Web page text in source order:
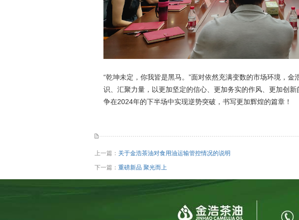
“乾坤未定，你我皆是黑马。”面对依然充满变数的市场环境，
识、汇聚力量，以更加坚定的信心、更加务实的作风、更加创
争在2024年的下半场中实现逆势突破，书写更加辉煌的篇章！
上一篇： 关于金浩茶油对食用油运输管控情况的说明
下一篇： 重磅新品 聚光而上